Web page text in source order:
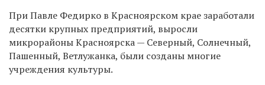
При Павле Федирко в Красноярском крае заработали
десятки крупных предприятий, выросли
микрорайоны Красноярска — Северный, Солнечный,
Пашенный, Ветлужанка, были созданы многие
учреждения культуры.